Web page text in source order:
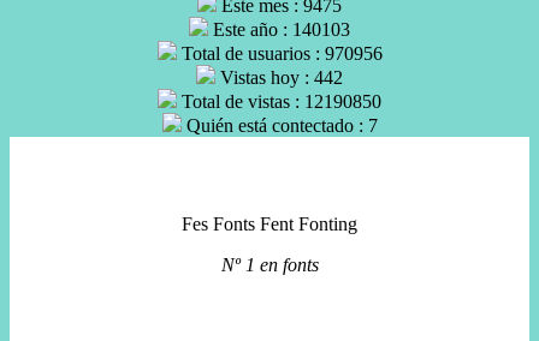
Este mes : 9475
Este año : 140103
Total de usuarios : 970956
Vistas hoy : 442
Total de vistas : 12190850
Quién está contectado : 7
Fes Fonts Fent Fonting
Nº 1 en fonts